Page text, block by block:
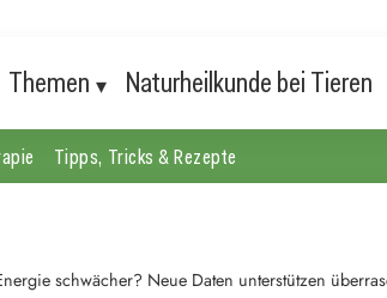
Themen Naturheilkunde bei Tieren
Tipps, Tricks & Rezepte
schwächer? Neue Daten unterstützen